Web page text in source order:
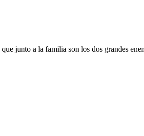
junto a la familia son los dos grandes